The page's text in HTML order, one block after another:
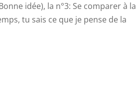
idée), la n°3: Se comparer à la
tu sais ce que je pense de la